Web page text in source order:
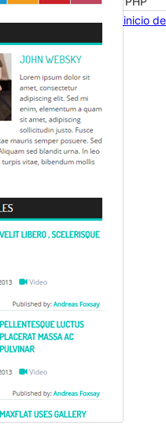
Página de inicio